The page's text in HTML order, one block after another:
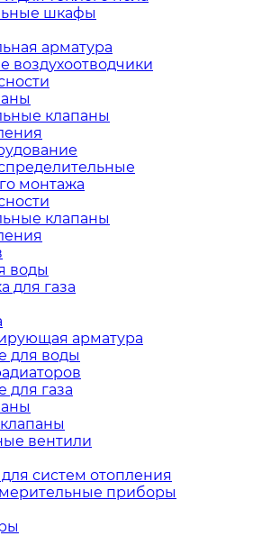
шкафы
арматура
воздухоотводчики
клапаны
монтажа
клапаны
воды
для газа
арматура
для воды
газа
вентили
систем отопления
приборы